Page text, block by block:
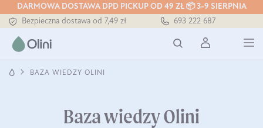
DARMOWA DOSTAWA DPD PICKUP OD 49 ZŁ 📦 3-9 SIERPNIA
Tłoczony zawsze na zimno
Bezpieczna dostawa od 7,49 zł
Tłoczony zawsze na zimno
693 222 687
BAZA WIEDZY OLINI
Baza wiedzy Olini